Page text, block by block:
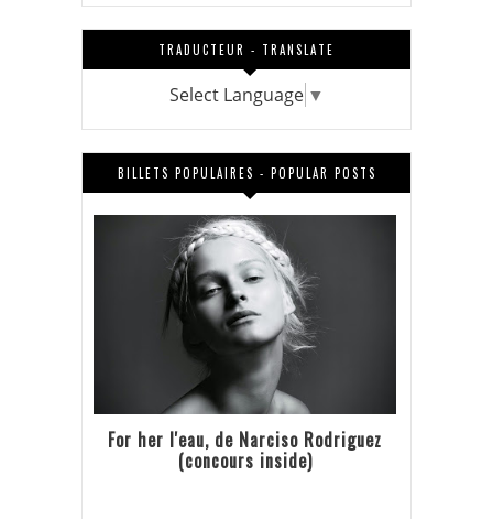
TRADUCTEUR - TRANSLATE
Select Language ▼
BILLETS POPULAIRES - POPULAR POSTS
For her l'eau, de Narciso Rodriguez
(concours inside)